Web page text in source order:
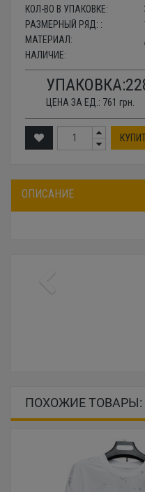
КОЛ-ВО В УПАКОВКЕ:
РАЗМЕРНЫЙ РЯД: :
МАТЕРИАЛ:
НАЛИЧИЕ:
УПАКОВКА:
ЦЕНА ЗА ЕД.: 761 грн.
ОПИСАНИЕ
ПОХОЖИЕ ТОВАРЫ: